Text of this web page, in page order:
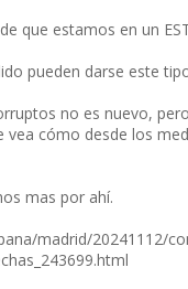
que estamos en un
pueden darse este
no es nuevo,
vea cómo desde los
mas por ahí.
madrid/20241112/